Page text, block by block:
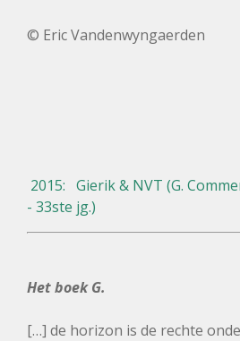
© Eric Vandenwyngaerden
2015: Gierik & NVT (G.
- 33ste jg.)
Het boek G.
[…] de horizon is de rechte